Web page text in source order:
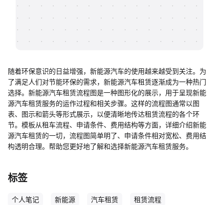
知识分享社区
随着环保意识的日益增强，新能源汽车的使用越来越受到关注。为
了满足人们对节能环保的需求，新能源汽车租赁逐渐成为一种热门
选择。新能源汽车租赁流程图是一种图形化的展示，用于呈现新能
源汽车租赁服务的运作过程和相关步骤。这样的流程图通常以图
表、图示和箭头等形式展示，以便清晰地传达租赁流程的各个环
节。模板从租车流程、申请条件、费用结构等方面，详细介绍新能
源汽车租赁的一切，流程图简单明了、申请条件相对宽松、费用结
构透明合理。帮助您更好地了解和选择新能源汽车租赁服务。
标签
个人笔记 新能源 汽车租赁 租赁流程